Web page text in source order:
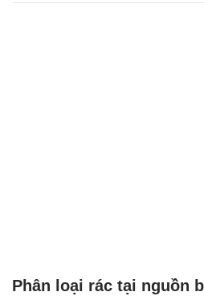
Phân loại rác tại nguồn